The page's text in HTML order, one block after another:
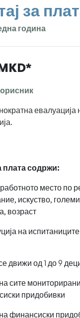
за
година
евалуација
плата содржи:
место по
искуство,
возраст
на
движи од 1 до 9
сите мониторирани
придобивки
финансиски